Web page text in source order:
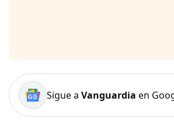
Sigue a Vanguardia en